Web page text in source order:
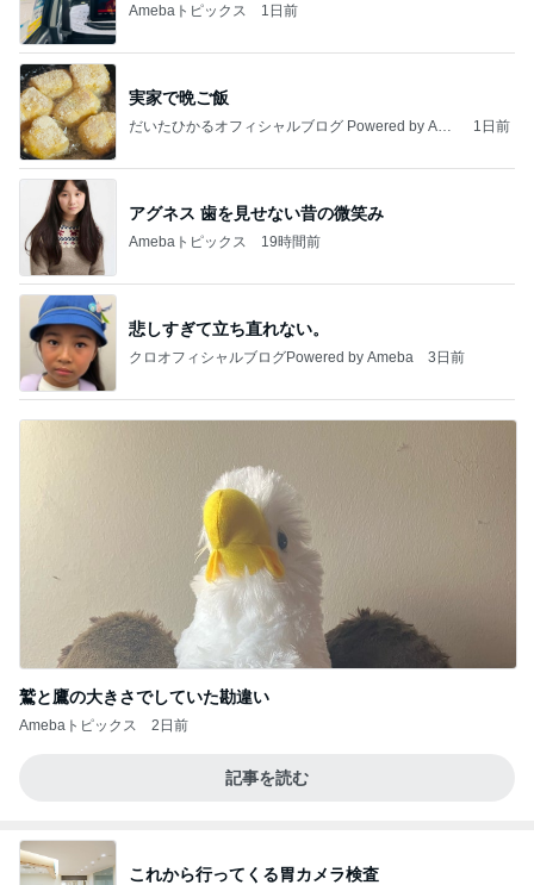
Amebaトピックス 1日前
実家で晩ご飯
だいたひかるオフィシャルブログ Powered by Ame
1日前
アグネス 歯を見せない昔の微笑み
Amebaトピックス 19時間前
悲しすぎて立ち直れない。
クロオフィシャルブログPowered by Ameba 3日前
鷲と鷹の大きさでしていた勘違い
Amebaトピックス 2日前
記事を読む
これから行ってくる胃カメラ検査